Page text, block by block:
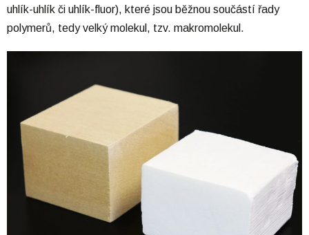
uhlík-uhlík či uhlík-fluor), které jsou běžnou součástí řady
polymerů, tedy velký molekul, tzv. makromolekul.